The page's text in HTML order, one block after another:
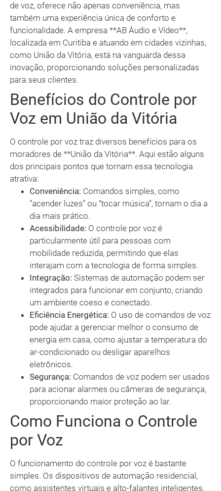
de voz, oferece não apenas conveniência, mas
também uma experiência única de conforto e
funcionalidade. A empresa **AB Áudio e Vídeo**,
localizada em Curitiba e atuando em cidades vizinhas,
como União da Vitória, está na vanguarda dessa
inovação, proporcionando soluções personalizadas
para seus clientes.
Benefícios do Controle por
Voz em União da Vitória
O controle por voz traz diversos benefícios para os
moradores de **União da Vitória**. Aqui estão alguns
dos principais pontos que tornam essa tecnologia
atrativa:
Conveniência: Comandos simples, como
“acender luzes” ou “tocar música”, tornam o dia a
dia mais prático.
Acessibilidade: O controle por voz é
particularmente útil para pessoas com
mobilidade reduzida, permitindo que elas
interajam com a tecnologia de forma simples.
Integração: Sistemas de automação podem ser
integrados para funcionar em conjunto, criando
um ambiente coeso e conectado.
Eficiência Energética: O uso de comandos de voz
pode ajudar a gerenciar melhor o consumo de
energia em casa, como ajustar a temperatura do
ar-condicionado ou desligar aparelhos
eletrônicos.
Segurança: Comandos de voz podem ser usados
para acionar alarmes ou câmeras de segurança,
proporcionando maior proteção ao lar.
Como Funciona o Controle
por Voz
O funcionamento do controle por voz é bastante
simples. Os dispositivos de automação residencial,
como assistentes virtuais e alto-falantes inteligentes,